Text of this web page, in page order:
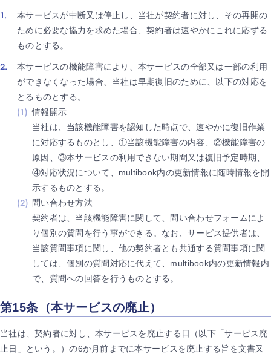
本サービスが中断又は停止し、当社が契約者に対し、その再開の
ために必要な協力を求めた場合、契約者は速やかにこれに応ずる
ものとする。
本サービスの機能障害により、本サービスの全部又は一部の利用
ができなくなった場合、当社は早期復旧のために、以下の対応を
とるものとする。
情報開示
当社は、当該機能障害を認知した時点で、速やかに復旧作業
に対応するものとし、①当該機能障害の内容、②機能障害の
原因、③本サービスの利用できない期間又は復旧予定時期、
④対応状況について、multibook内の更新情報に随時情報を開
示するものとする。
問い合わせ方法
契約者は、当該機能障害に関して、問い合わせフォームによ
り個別の質問を行う事ができる。なお、サービス提供者は、
当該質問事項に関し、他の契約者とも共通する質問事項に関
しては、個別の質問対応に代えて、multibook内の更新情報内
で、質問への回答を行うものとする。
第15条（本サービスの廃止）
当社は、契約者に対し、本サービスを廃止する日（以下「サービス廃
止日」という。）の6か月前までに本サービスを廃止する旨を文書又